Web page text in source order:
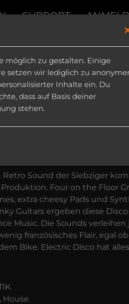
SUPPORT
MY
Disco
Retro Sound der Siebziger
Four on the Floor
extra cheesy Pads und
Guitars ergeben diese
Music. Die Sounds verleihen
französisches Flair, egal
Bike. Electric Disco hat
House
möglich zu gestalten. Einige
setzen wir lediglich zu
Inhalte ein. Du
dass auf Basis deiner
stehen.